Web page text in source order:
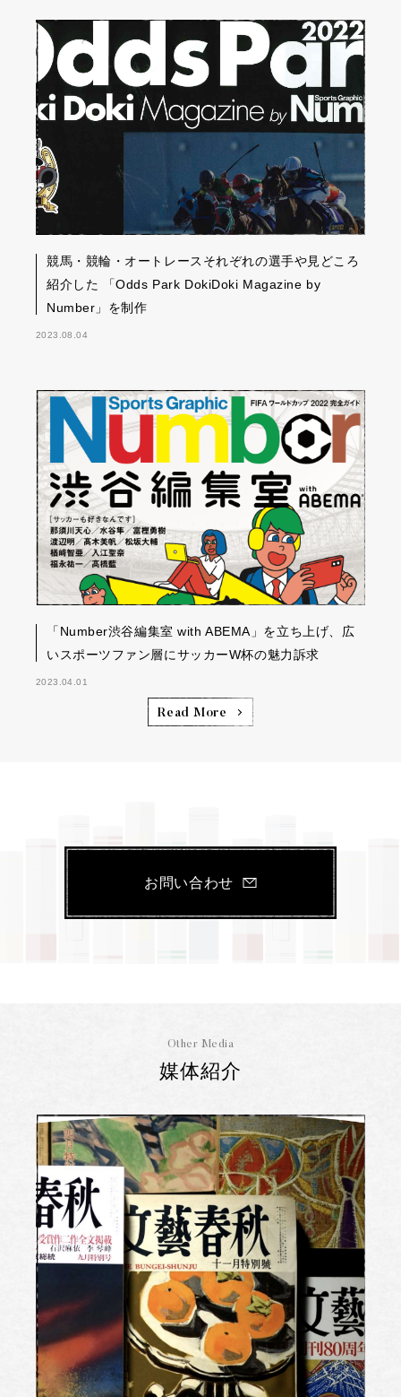
競馬・競輪・オートレースそれぞれの選手や見どころ
紹介した 「Odds Park DokiDoki Magazine by
Number」を制作
2023.08.04
「Number渋谷編集室 with ABEMA」を立ち上げ、広
いスポーツファン層にサッカーW杯の魅力訴求
2023.04.01
Read More
お問い合わせ
Other Media
媒体紹介